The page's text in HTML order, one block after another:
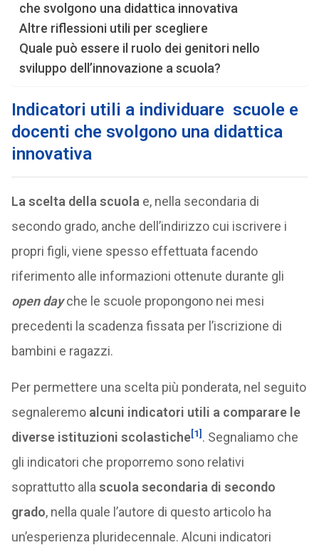
che svolgono una didattica innovativa
Altre riflessioni utili per scegliere
Quale può essere il ruolo dei genitori nello
sviluppo dell’innovazione a scuola?
Indicatori utili a individuare scuole e
docenti che svolgono una didattica
innovativa
La scelta della scuola e, nella secondaria di
secondo grado, anche dell’indirizzo cui iscrivere i
propri figli, viene spesso effettuata facendo
riferimento alle informazioni ottenute durante gli
open day che le scuole propongono nei mesi
precedenti la scadenza fissata per l’iscrizione di
bambini e ragazzi.
Per permettere una scelta più ponderata, nel seguito
segnaleremo alcuni indicatori utili a comparare le
diverse istituzioni scolastiche[1] . Segnaliamo che
gli indicatori che proporremo sono relativi
soprattutto alla scuola secondaria di secondo
grado, nella quale l’autore di questo articolo ha
un’esperienza pluridecennale. Alcuni indicatori